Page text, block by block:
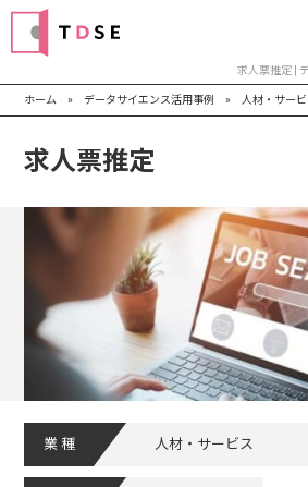
求人票推定 |
ホーム » データサイエンス活用事例 » 人材・サービ
求人票推定
業種 人材・サービス